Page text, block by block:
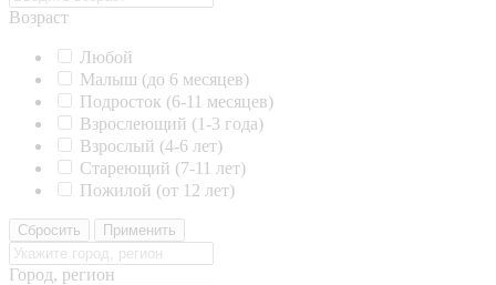
Возраст
Любой
Малыш (до 6 месяцев)
Подросток (6-11 месяцев)
Взрослеющий (1-3 года)
Взрослый (4-6 лет)
Стареющий (7-11 лет)
Пожилой (от 12 лет)
Сбросить Применить
Город, регион